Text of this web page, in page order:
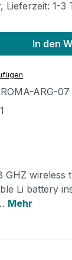
1-3
GibIn den
ARG-07
GHZ wireless
Li battery
Mehr